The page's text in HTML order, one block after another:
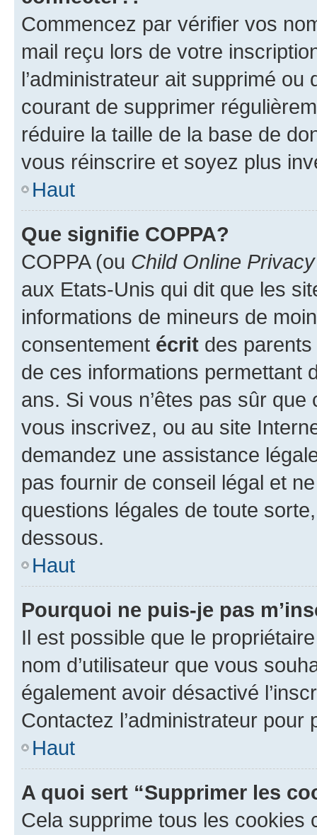
Commencez par vérifier vos
mail reçu lors de votre
l’administrateur ait supprimé
courant de supprimer
réduire la taille de la base de
vous réinscrire et soyez plus
Haut
Que signifie COPPA?
COPPA (ou Child Online
aux Etats-Unis qui dit que les
informations de mineurs de
consentement écrit des parents
de ces informations permettant
ans. Si vous n’êtes pas sûr
vous inscrivez, ou au site
demandez une assistance
pas fournir de conseil légal et
questions légales de toute
dessous.
Haut
Pourquoi ne puis-je pas
Il est possible que le
nom d’utilisateur que vous
également avoir désactivé
Contactez l’administrateur
Haut
A quoi sert “Supprimer les
Cela supprime tous les cookies